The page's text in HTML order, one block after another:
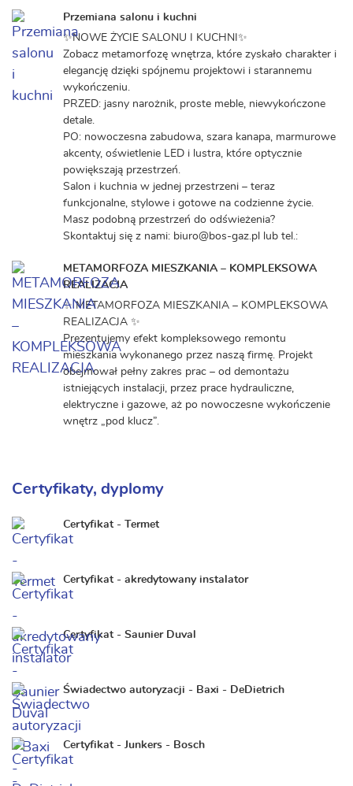
Przemiana salonu i kuchni
✨NOWE ŻYCIE SALONU I KUCHNI✨
Zobacz metamorfozę wnętrza, które zyskało charakter i
elegancję dzięki spójnemu projektowi i starannemu
wykończeniu.
PRZED: jasny narożnik, proste meble, niewykończone
detale.
PO: nowoczesna zabudowa, szara kanapa, marmurowe
akcenty, oświetlenie LED i lustra, które optycznie
powiększają przestrzeń.
Salon i kuchnia w jednej przestrzeni – teraz
funkcjonalne, stylowe i gotowe na codzienne życie.
Masz podobną przestrzeń do odświeżenia?
Skontaktuj się z nami: biuro@bos-gaz.pl lub tel.:
METAMORFOZA MIESZKANIA – KOMPLEKSOWA
REALIZACJA
✨ METAMORFOZA MIESZKANIA – KOMPLEKSOWA
REALIZACJA ✨
Prezentujemy efekt kompleksowego remontu
mieszkania wykonanego przez naszą firmę. Projekt
obejmował pełny zakres prac – od demontażu
istniejących instalacji, przez prace hydrauliczne,
elektryczne i gazowe, aż po nowoczesne wykończenie
wnętrz „pod klucz”.
Certyfikaty, dyplomy
Certyfikat - Termet
Certyfikat - akredytowany instalator
Certyfikat - Saunier Duval
Świadectwo autoryzacji - Baxi - DeDietrich
Certyfikat - Junkers - Bosch